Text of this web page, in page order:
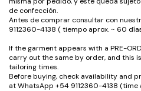
de confección.
Antes de comprar consultar con
9112360-4138 ( tiempo aprox. ~ 60
If the garment appears with a PRE-
carry out the same by order, and this
tailoring times.
Before buying, check availability and
at WhatsApp +54 9112360-4138 (time